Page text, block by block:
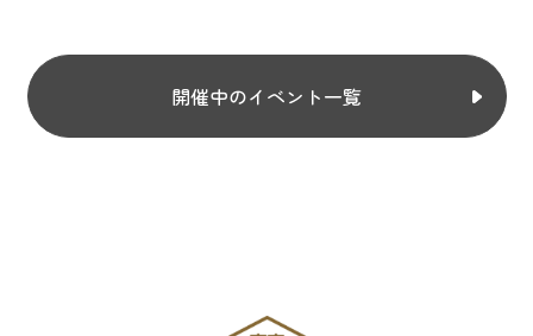
開催中のイベント一覧